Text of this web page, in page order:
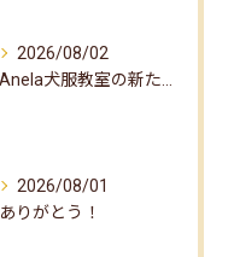
2026/08/02
2026/08/01
ありがとう！